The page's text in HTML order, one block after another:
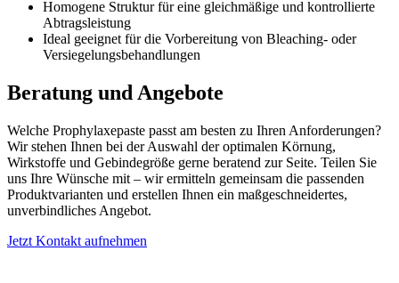
Homogene Struktur für eine gleichmäßige und kontrollierte
Abtragsleistung
Ideal geeignet für die Vorbereitung von Bleaching- oder
Versiegelungsbehandlungen
Beratung und Angebote
Welche Prophylaxepaste passt am besten zu Ihren Anforderungen?
Wir stehen Ihnen bei der Auswahl der optimalen Körnung,
Wirkstoffe und Gebindegröße gerne beratend zur Seite. Teilen Sie
uns Ihre Wünsche mit – wir ermitteln gemeinsam die passenden
Produktvarianten und erstellen Ihnen ein maßgeschneidertes,
unverbindliches Angebot.
Jetzt Kontakt aufnehmen